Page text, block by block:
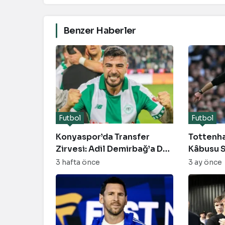
Benzer Haberler
Konyaspor’da Transfer
Zirvesi: Adil Demirbağ’a Dev
Talipler ve Yeni Sezon
Planları
Futbol
3 hafta önce
Kâbusu
United
Futbol
3 ay önce